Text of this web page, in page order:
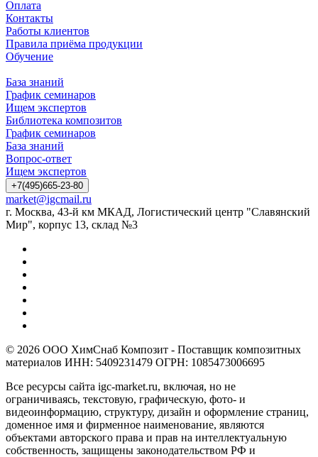
Оплата
Контакты
Работы клиентов
Правила приёма продукции
Обучение
База знаний
График семинаров
Ищем экспертов
Библиотека композитов
График семинаров
База знаний
Вопрос-ответ
Ищем экспертов
+7(495)665-23-80
market@igcmail.ru
г. Москва, 43-й км МКАД, Логистический центр "Славянский
Мир", корпус 13, склад №3
© 2026 ООО ХимСнаб Композит - Поставщик композитных
материалов ИНН: 5409231479 ОГРН: 1085473006695
Все ресурсы сайта igc-market.ru, включая, но не
ограничиваясь, текстовую, графическую, фото- и
видеоинформацию, структуру, дизайн и оформление страниц,
доменное имя и фирменное наименование, являются
объектами авторского права и прав на интеллектуальную
собственность, защищены законодательством РФ и